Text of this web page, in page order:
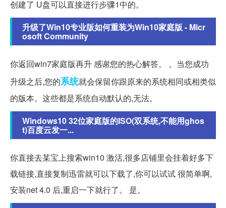
创建了 U盘可以直接进行步骤1中的。
升级了Win10专业版如何重装为Win10家庭版 - Micr
osoft Community
你返回win7家庭版再升 感谢您的热心解答。 。当您成功
升级之后,您的系统就会保留你跟原来的系统相同或相类似
的版本。这些都是系统自动默认的,无法。
Windows10 32位家庭版的ISO(双系统,不能用ghos
t)百度云发一...
你直接去某宝上搜索win10 激活,很多店铺里会挂着好多下
载链接,直接复制迅雷就可以下载了,你可以试试 很简单啊,
安装net 4.0 后,重启一下就行了。 是。